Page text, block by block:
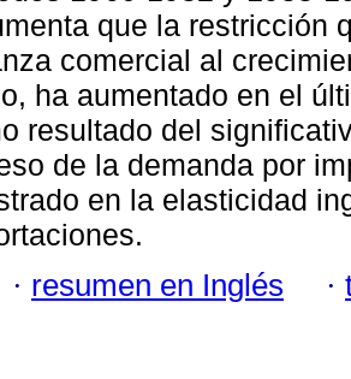
que la restricción
comercial al
ha aumentado en el
resultado del
de la demanda por
en la elasticidad
· resumen en Inglés ·